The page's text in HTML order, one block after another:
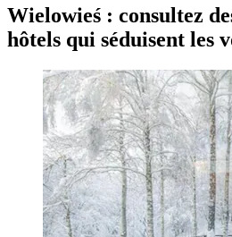
Wielowieś : consultez
hôtels qui séduisent les